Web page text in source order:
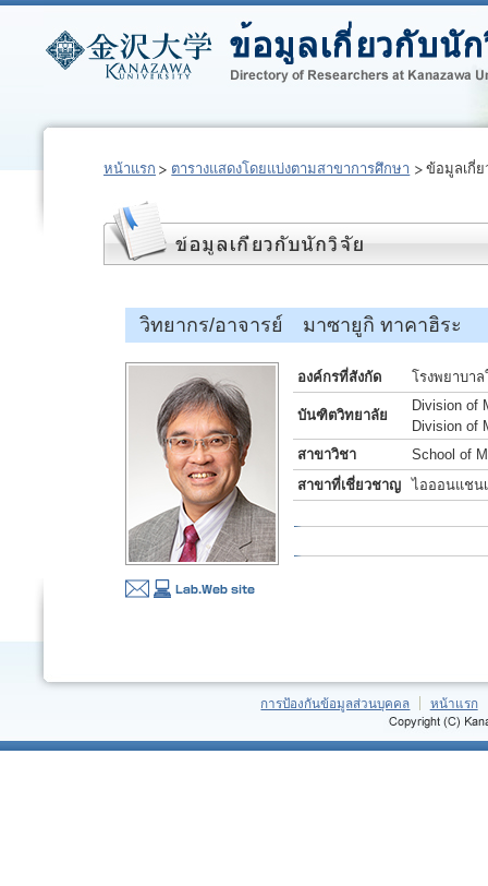
หน้าแรก ตารางแสดงโดยแบ่งตามสาขาการศึกษา ข้อมูลเกี่
วิทยากร/อาจารย์ มาซายูกิ ทาคาฮิระ
องค์กรที่สังกัด โรงพยาบา
บันฑิตวิทยาลัย
Division of
Division of
สาขาวิชา
School of
สาขาที่เชี่ยวชาญ
ไอออนแชน
การป้องกันข้อมูลส่วนบุคคล หน้าแรก